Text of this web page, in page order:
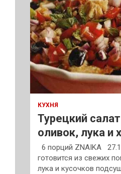
КУХНЯ
Турецкий
оливок, лука и
6 порций ZNAIKA
готовится из свежих
лука и кусочков